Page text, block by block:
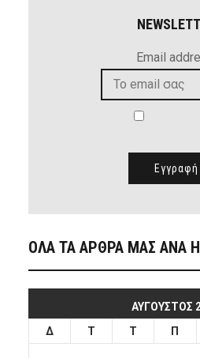
Email
ΟΛΑ ΤΑ ΑΡΘΡΑ ΜΑΣ ΑΝΑ
ΑΎΓΟΥΣΤΟΣ
Δ
Τ Τ Π